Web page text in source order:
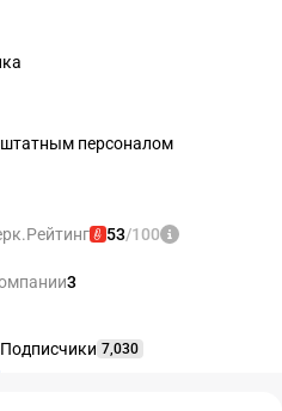
равен 100
персоналом
53/100
3
Подписчики 7,030